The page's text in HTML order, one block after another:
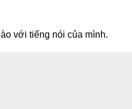
với tiếng nói của mình.